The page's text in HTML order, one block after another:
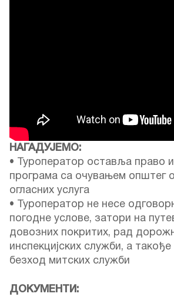
НАГАДУЈЕМО:
• Туроператор оставља право
програма са очувањем општег
огласних услуга
• Туроператор не несе
погодне услове, затори на
довозних покритих, рад
инспекцијских служби, а
безход митских служби
ДОКУМЕНТИ: